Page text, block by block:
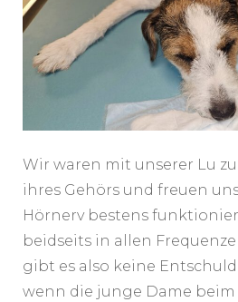
Wir waren mit unserer Lu
ihres Gehörs und freuen
Hörnerv bestens
beidseits in allen
gibt es also keine
wenn die junge Dame